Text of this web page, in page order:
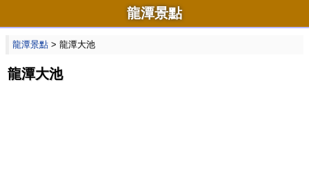
龍潭景點
龍潭景點 > 龍潭大池
龍潭大池